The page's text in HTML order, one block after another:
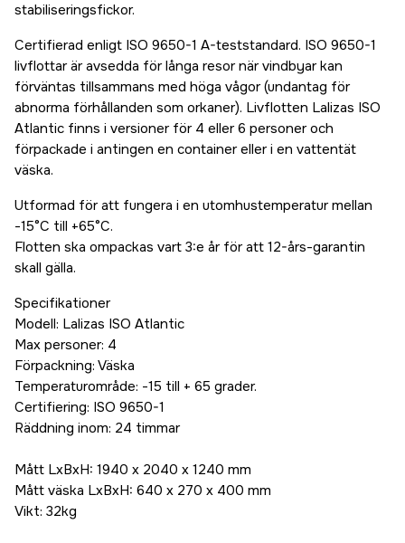
stabiliseringsfickor.
Certifierad enligt ISO 9650-1 A-teststandard. ISO 9650-1
livflottar är avsedda för långa resor när vindbyar kan
förväntas tillsammans med höga vågor (undantag för
abnorma förhållanden som orkaner). Livflotten Lalizas ISO
Atlantic finns i versioner för 4 eller 6 personer och
förpackade i antingen en container eller i en vattentät
väska.
Utformad för att fungera i en utomhustemperatur mellan
-15°C till +65°C.
Flotten ska ompackas vart 3:e år för att 12-års-garantin
skall gälla.
Specifikationer
Modell: Lalizas ISO Atlantic
Max personer: 4
Förpackning: Väska
Temperaturområde: -15 till + 65 grader.
Certifiering: ISO 9650-1
Räddning inom: 24 timmar
Mått LxBxH: 1940 x 2040 x 1240 mm
Mått väska LxBxH: 640 x 270 x 400 mm
Vikt: 32kg